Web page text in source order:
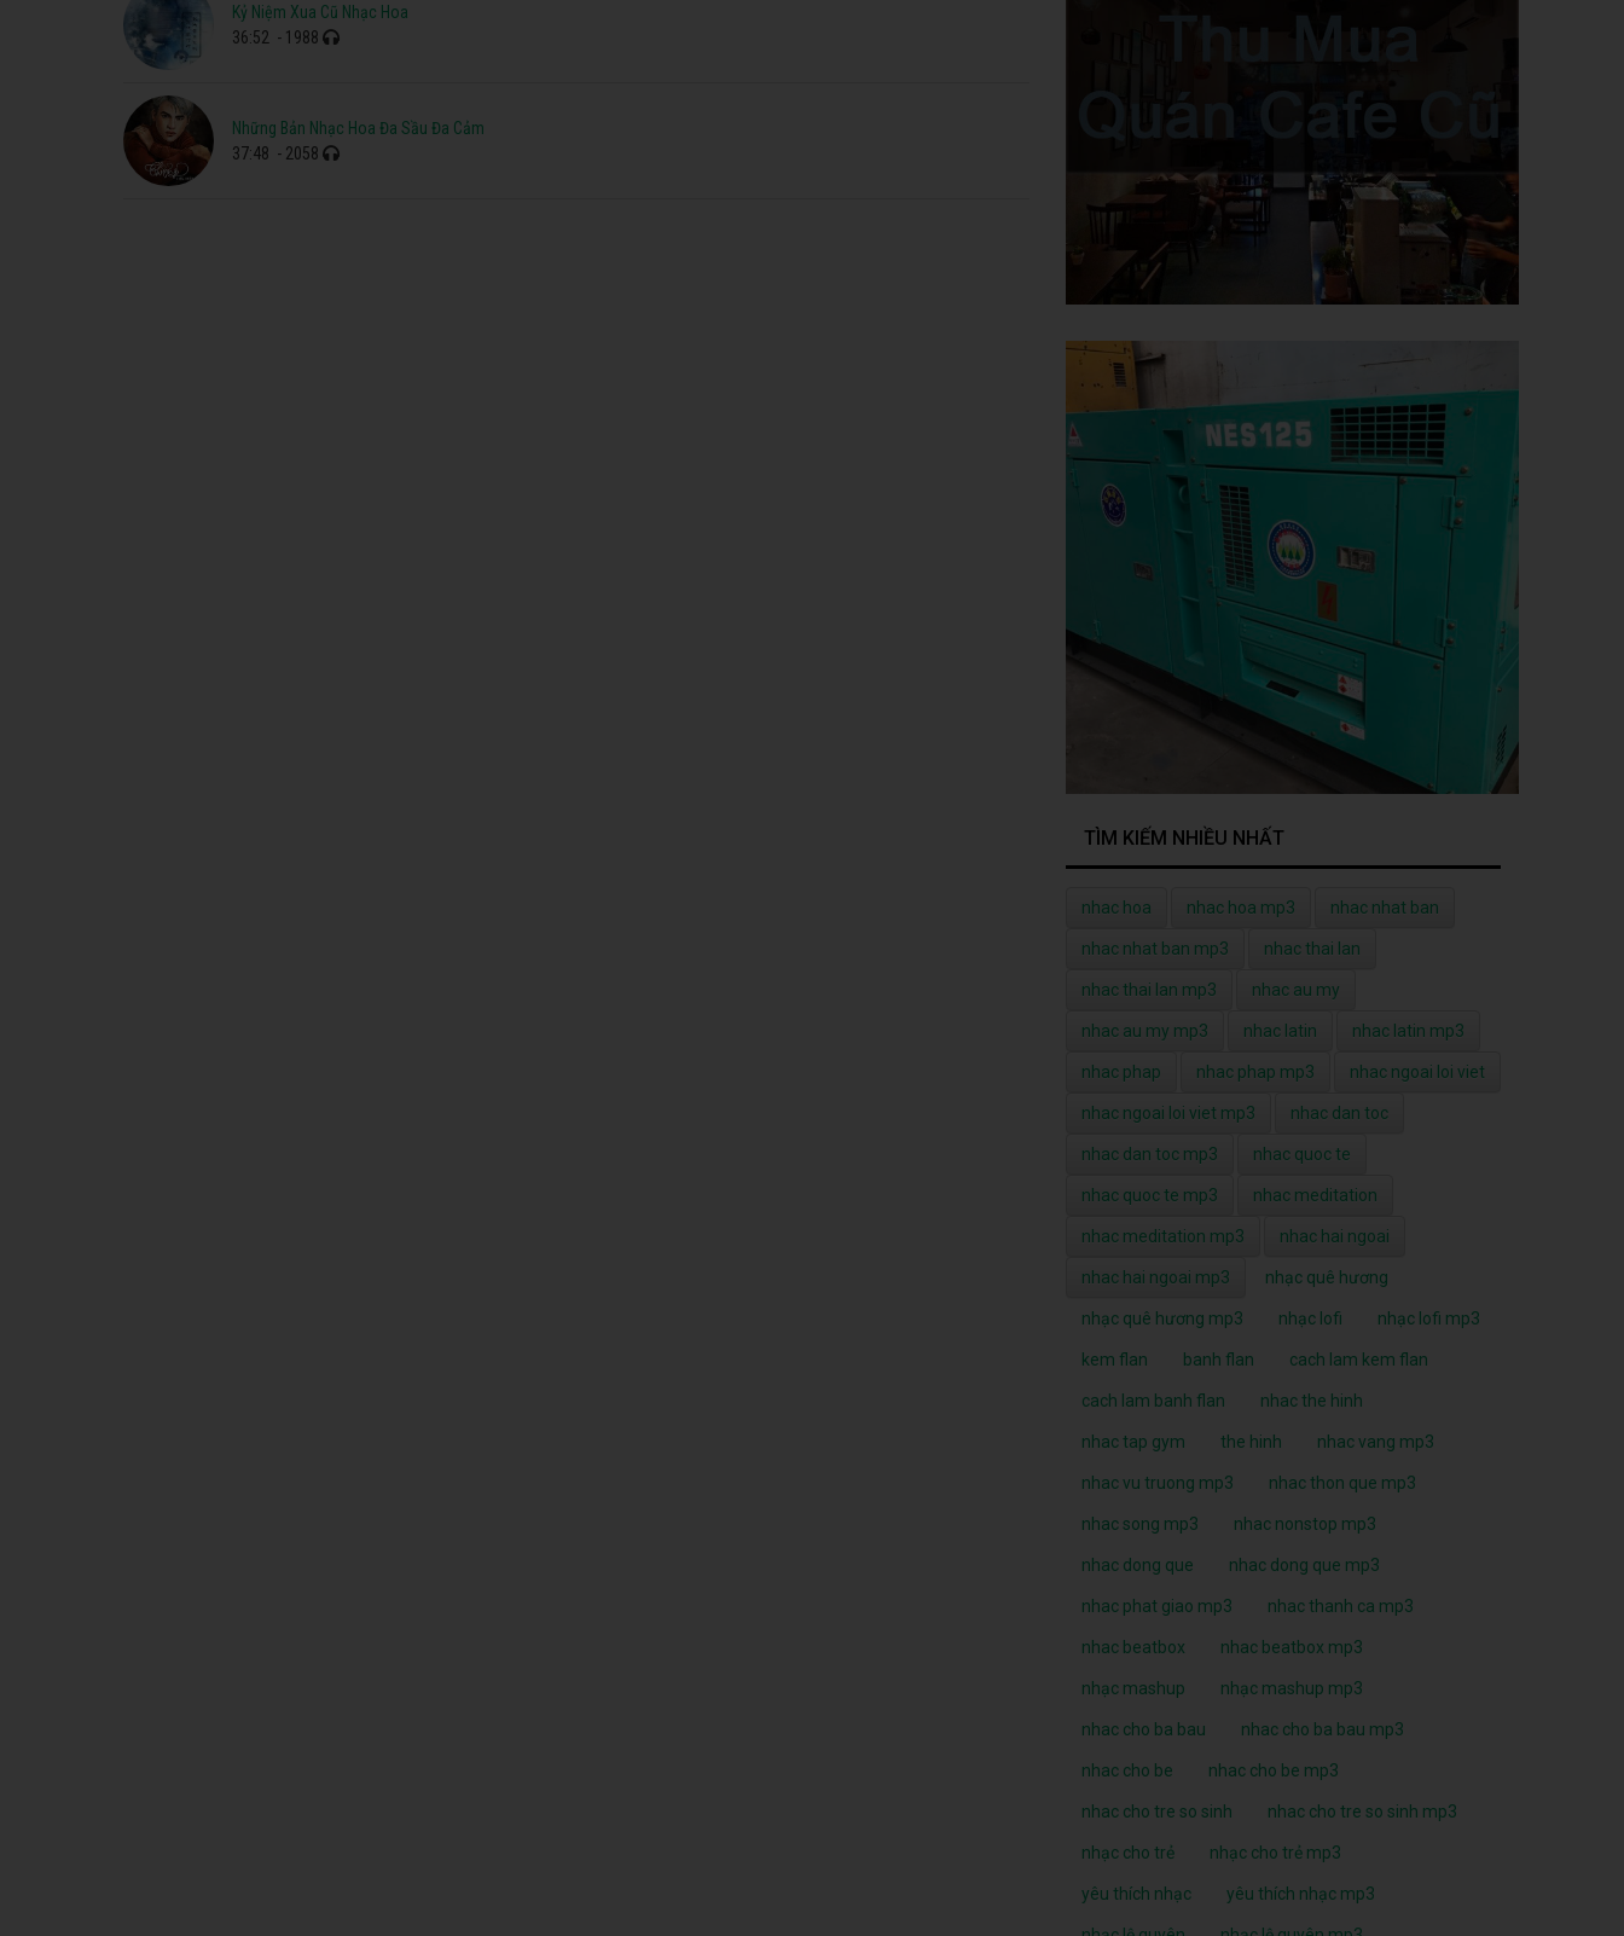
Kỷ Niệm Xua Cũ Nhạc Hoa
36:52 - 1988
Những Bản Nhạc Hoa Đa Sầu Đa Cảm
37:48 - 2058
TÌM KIẾM NHIỀU NHẤT
nhac hoa nhac hoa mp3 nhac nhat ban
nhac nhat ban mp3 nhac thai lan
nhac thai lan mp3 nhac au my
nhac au my mp3 nhac latin nhac latin mp3
nhac phap nhac phap mp3 nhac ngoai loi viet
nhac ngoai loi viet mp3 nhac dan toc
nhac dan toc mp3 nhac quoc te
nhac quoc te mp3 nhac meditation
nhac meditation mp3 nhac hai ngoai
nhac hai ngoai mp3 nhạc quê hương
nhạc quê hương mp3 nhạc lofi nhạc lofi mp3
kem flan banh flan cach lam kem flan
cach lam banh flan nhac the hinh
nhac tap gym the hinh nhac vang mp3
nhac vu truong mp3 nhac thon que mp3
nhac song mp3 nhac nonstop mp3
nhac dong que nhac dong que mp3
nhac phat giao mp3 nhac thanh ca mp3
nhac beatbox nhac beatbox mp3
nhạc mashup nhạc mashup mp3
nhac cho ba bau nhac cho ba bau mp3
nhac cho be nhac cho be mp3
nhac cho tre so sinh nhac cho tre so sinh mp3
nhạc cho trẻ nhạc cho trẻ mp3
yêu thích nhạc yêu thích nhạc mp3